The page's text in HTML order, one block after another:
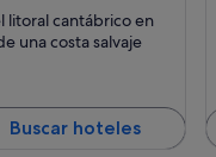
Bares
litoral cantábrico en
una costa salvaje
Buscar hoteles